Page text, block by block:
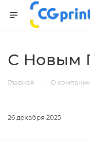
С Новым
Главная — О
26 декабря 2025